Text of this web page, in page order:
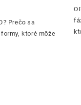
Prečo sa
ktoré môže